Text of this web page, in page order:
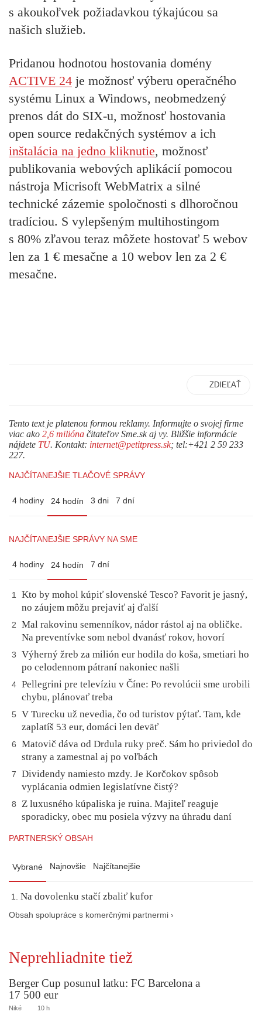
s akoukoľvek požiadavkou týkajúcou sa
našich služieb.
Pridanou hodnotou hostovania domény
ACTIVE 24 je možnosť výberu operačného
systému Linux a Windows, neobmedzený
prenos dát do SIX-u, možnosť hostovania
open source redakčných systémov a ich
inštalácia na jedno kliknutie, možnosť
publikovania webových aplikácií pomocou
nástroja Micrisoft WebMatrix a silné
technické zázemie spoločnosti s dlhoročnou
tradíciou. S vylepšeným multihostingom
s 80% zľavou teraz môžete hostovať 5 webov
len za 1 € mesačne a 10 webov len za 2 €
mesačne.
ZDIEĽAŤ
Tento text je platenou formou reklamy. Informujte o svojej firme
viac ako 2,6 milióna čitateľov Sme.sk aj vy. Bližšie informácie
nájdete TU. Kontakt: internet@petitpress.sk; tel:+421 2 59 233
227.
NAJČÍTANEJŠIE TLAČOVÉ SPRÁVY
4 hodiny 24 hodín 3 dni 7 dní
NAJČÍTANEJŠIE SPRÁVY NA SME
4 hodiny 24 hodín 7 dní
1
Kto by mohol kúpiť slovenské Tesco? Favorit je jasný,
no záujem môžu prejaviť aj ďalší
2
Mal rakovinu semenníkov, nádor rástol aj na obličke.
Na preventívke som nebol dvanásť rokov, hovorí
3
Výherný žreb za milión eur hodila do koša, smetiari ho
po celodennom pátraní nakoniec našli
4 Pellegrini pre televíziu v Číne: Po revolúcii sme urobili
chybu, plánovať treba
5
V Turecku už nevedia, čo od turistov pýtať. Tam, kde
zaplatíš 53 eur, domáci len deväť
6
Matovič dáva od Drdula ruky preč. Sám ho priviedol do
strany a zamestnal aj po voľbách
7
Dividendy namiesto mzdy. Je Korčokov spôsob
vyplácania odmien legislatívne čistý?
8
Z luxusného kúpaliska je ruina. Majiteľ reaguje
sporadicky, obec mu posiela výzvy na úhradu daní
PARTNERSKÝ OBSAH
Vybrané Najnovšie Najčítanejšie
Na dovolenku stačí zbaliť kufor
Obsah spolupráce s komerčnými partnermi ›
Neprehliadnite tiež
Berger Cup posunul latku: FC Barcelona a
17 500 eur
Niké 10 h